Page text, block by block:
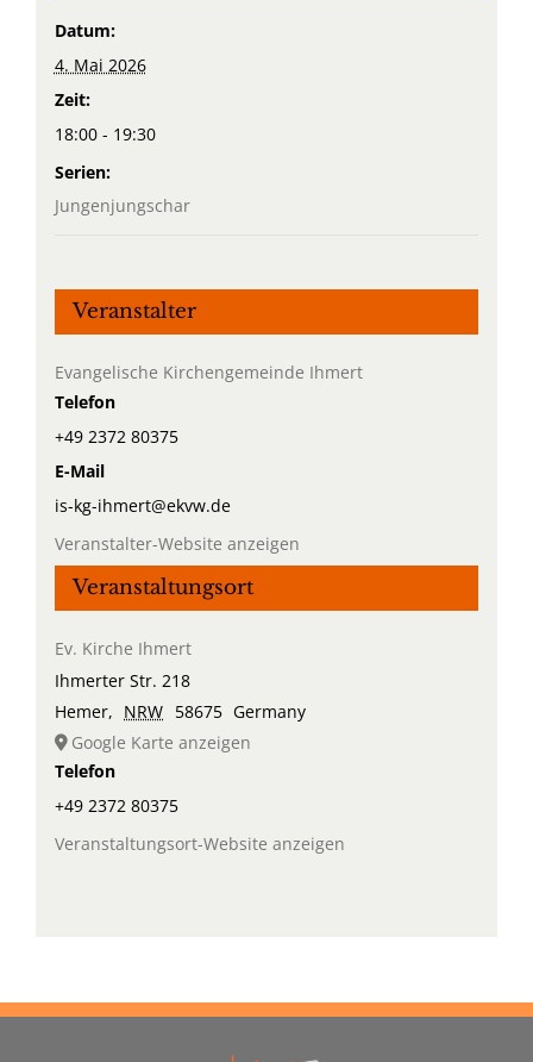
Datum:
4. Mai 2026
Zeit:
18:00 - 19:30
Serien:
Jungenjungschar
Veranstaltungsort
Ev. Kirche Ihmert
Ihmerter Str. 218
Hemer, NRW 58675 Germany
Google Karte anzeigen
Telefon
+49 2372 80375
Veranstaltungsort-Website anzeigen
Veranstalter
Evangelische Kirchengemeinde Ihmert
Telefon
+49 2372 80375
E-Mail
is-kg-ihmert@ekvw.de
Veranstalter-Website anzeigen